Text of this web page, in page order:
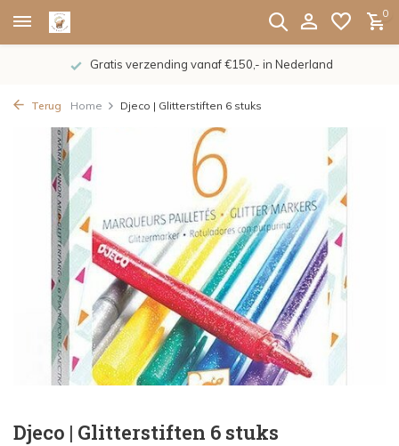
0
Gratis verzending vanaf €150,- in Nederland
Terug Home Djeco | Glitterstiften 6 stuks
Djeco | Glitterstiften 6 stuks